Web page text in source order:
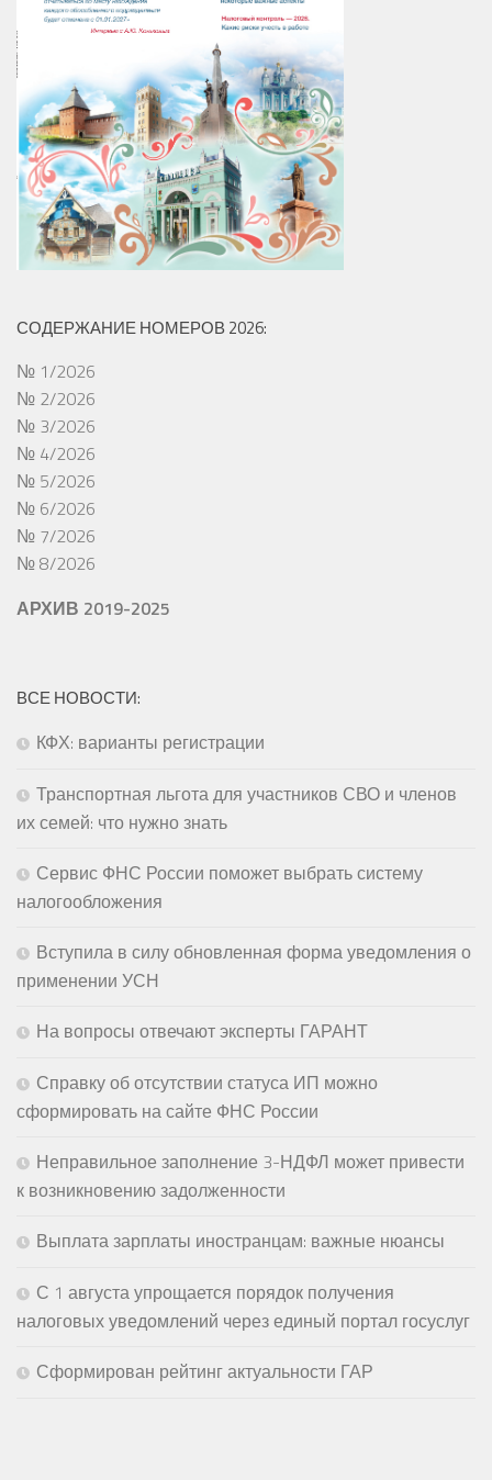
СОДЕРЖАНИЕ НОМЕРОВ 2026:
№ 1/2026
№ 2/2026
№ 3/2026
№ 4/2026
№ 5/2026
№ 6/2026
№ 7/2026
№ 8/2026
АРХИВ 2019-2025
ВСЕ НОВОСТИ:
КФХ: варианты регистрации
Транспортная льгота для участников СВО и членов
их семей: что нужно знать
Сервис ФНС России поможет выбрать систему
налогообложения
Вступила в силу обновленная форма уведомления о
применении УСН
На вопросы отвечают эксперты ГАРАНТ
Справку об отсутствии статуса ИП можно
сформировать на сайте ФНС России
Неправильное заполнение 3-НДФЛ может привести
к возникновению задолженности
Выплата зарплаты иностранцам: важные нюансы
С 1 августа упрощается порядок получения
налоговых уведомлений через единый портал госуслуг
Сформирован рейтинг актуальности ГАР